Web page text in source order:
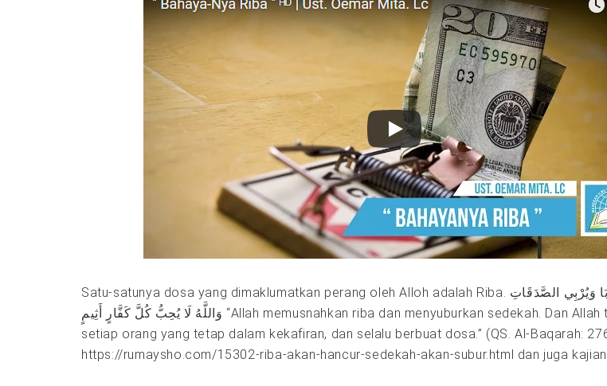
Satu-satunya dosa yang dimaklumatkan perang oleh Alloh adalah Riba. يَمْحَقُ اللَّهُ الرِّبَا وَيُرْبِي الصَّدَقَاتِ
وَاللَّهُ لَا يُحِبُّ كُلَّ كَفَّارٍ أَثِيمٍ “Allah memusnahkan riba dan menyuburkan sedekah. Dan Allah tidak menyukai
setiap orang yang tetap dalam kekafiran, dan selalu berbuat dosa.” (QS. Al-Baqarah:
https://rumaysho.com/15302-riba-akan-hancur-sedekah-akan-subur.html dan juga